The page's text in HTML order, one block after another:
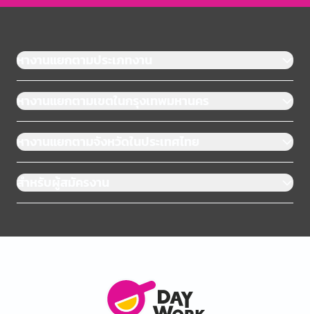
หางานแยกตามประเภทงาน
หางานแยกตามเขตในกรุงเทพมหานคร
หางานแยกตามจังหวัดในประเทศไทย
สำหรับผู้สมัครงาน